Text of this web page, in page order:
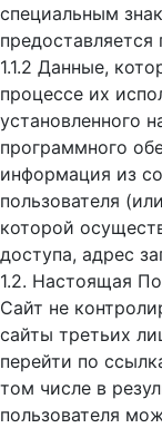
специальным
предоставляется
1.1.2 Данные,
процессе их
установленного
программного
информация из
пользователя
которой
доступа, адрес
1.2. Настоящая
Сайт не
сайты третьих
перейти по
том числе в
пользователя